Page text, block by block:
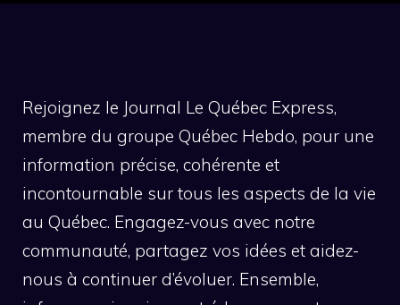
Rejoignez le Journal Le Québec Express,
membre du groupe Québec Hebdo, pour une
information précise, cohérente et
incontournable sur tous les aspects de la vie
au Québec. Engagez-vous avec notre
communauté, partagez vos idées et aidez-
nous à continuer d’évoluer. Ensemble,